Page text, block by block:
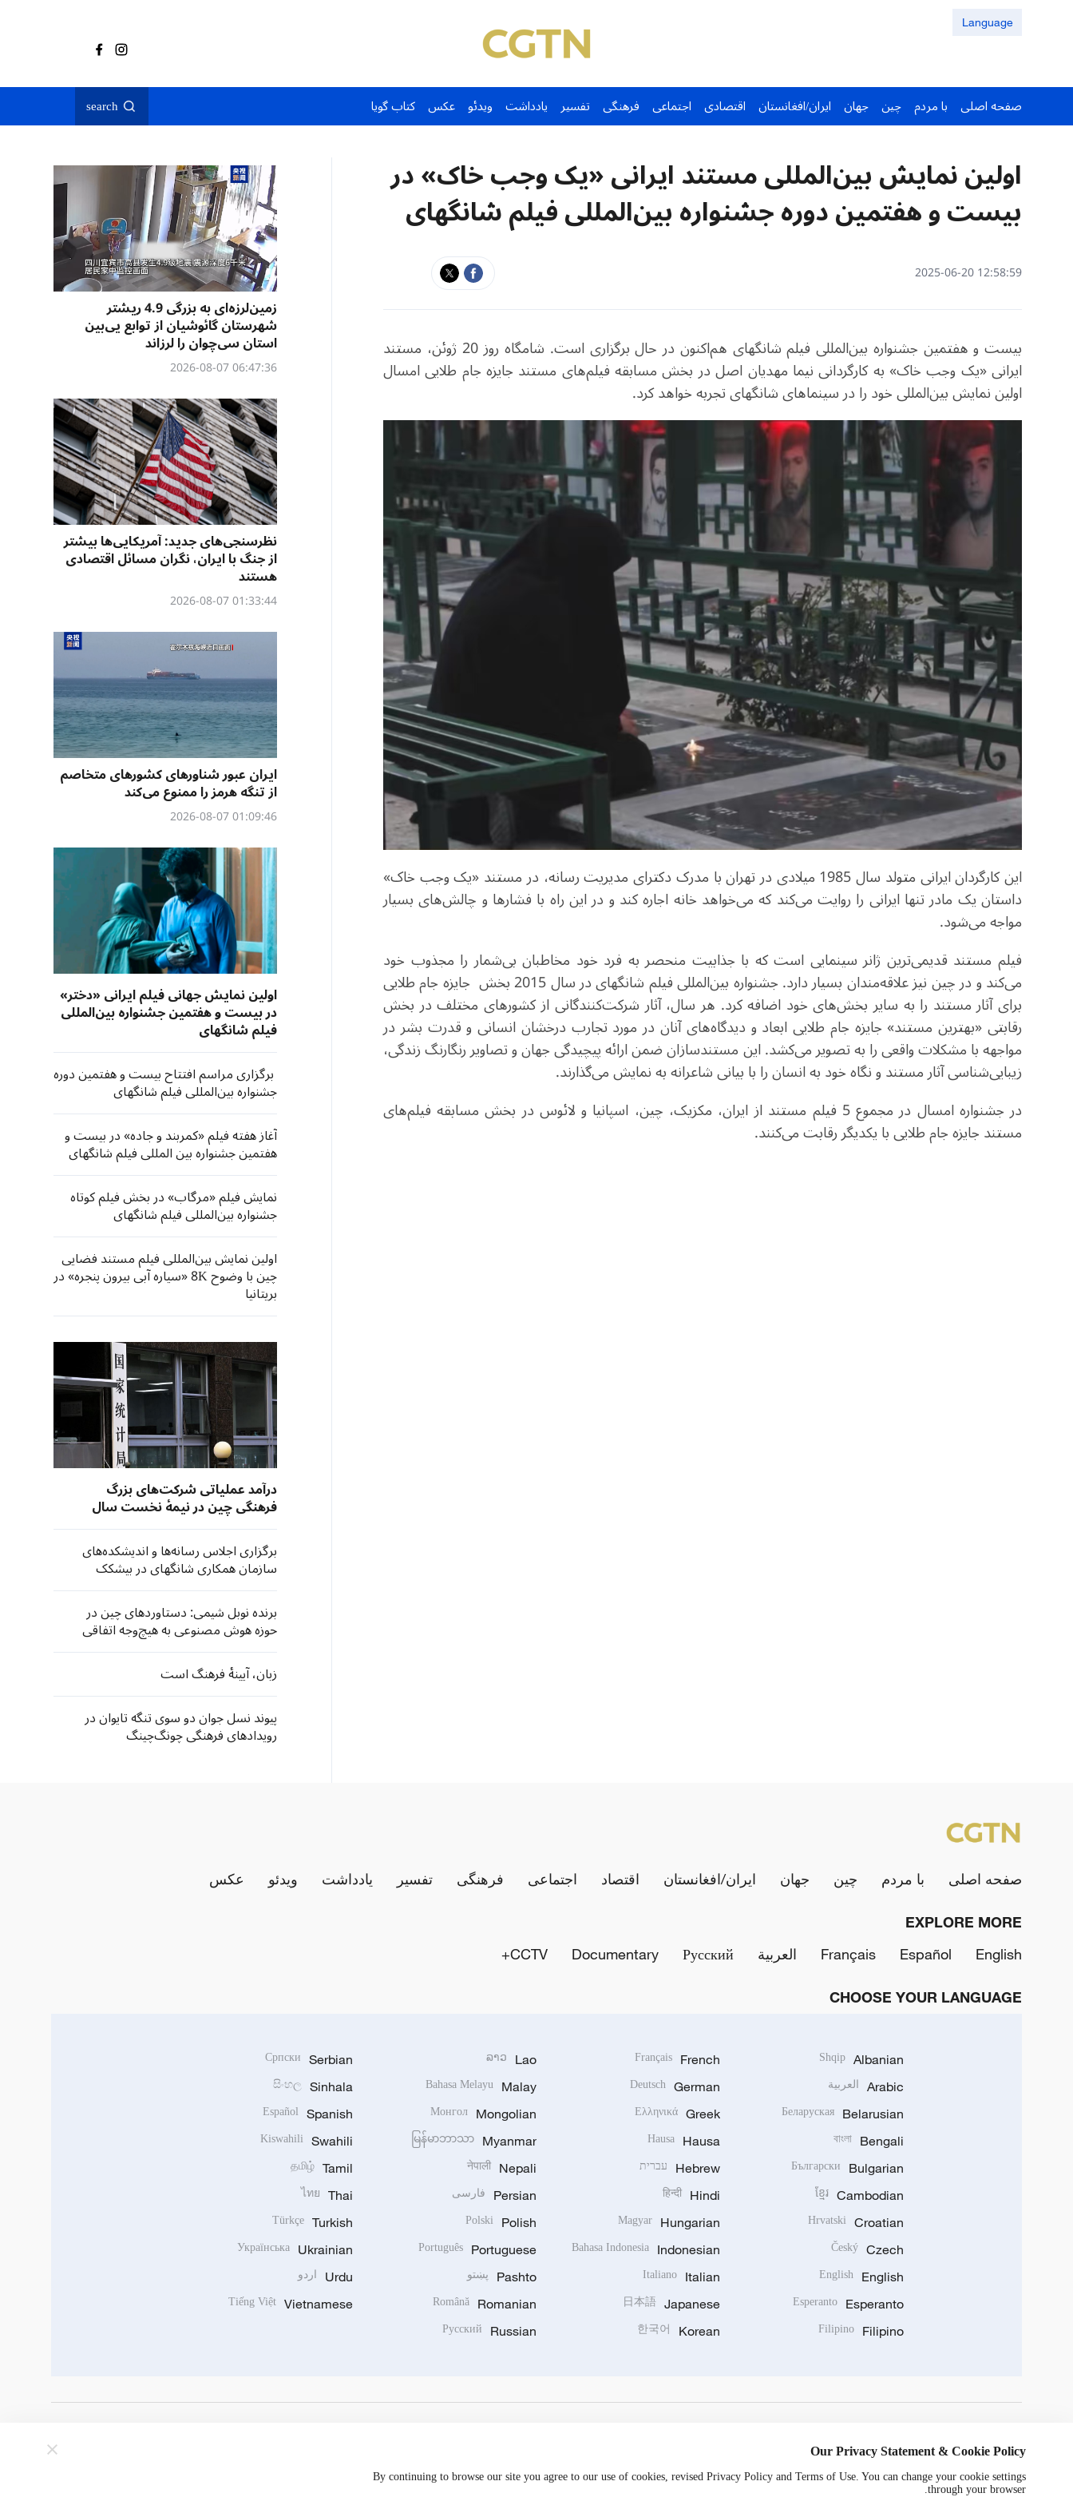
Language
صفحه اصلی با مردم چین جهان ایران/افغانستان اقتصادی اجتماعی فرهنگی تفسیر یادداشت ویدئو عکس کتاب گویا search
اولین نمایش بین‌المللی مستند ایرانی «یک وجب خاک» در
بیست و هفتمین دوره جشنواره بین‌المللی فیلم شانگهای
12:58:59 2025-06-20
بیست و هفتمین جشنواره بین‌المللی فیلم شانگهای هم‌اکنون در حال برگزاری است. شامگاه روز 20 ژوئن، مستند
ایرانی «یک وجب خاک» به کارگردانی نیما مهدیان ‌اصل در بخش مسابقه فیلم‌های مستند جایزه جام طلایی امسال
اولین نمایش بین‌المللی خود را در سینماهای شانگهای تجربه خواهد کرد.
این کارگردان ایرانی متولد سال 1985 میلادی در تهران با مدرک دکترای مدیریت رسانه، در مستند «یک وجب خاک»
داستان یک مادر تنها ایرانی را روایت می‌کند که می‌خواهد خانه‌ اجاره ‌کند و در این راه با فشارها و چالش‌های بسیار
مواجه می‌شود.
فیلم مستند قدیمی‌ترین ژانر سینمایی است که با جذابیت منحصر به فرد خود مخاطبان بی‌شمار را مجذوب خود
می‌کند و در چین نیز علاقه‌مندان بسیار دارد. جشنواره بین‌المللی فیلم شانگهای در سال 2015 بخش جایزه جام طلایی
برای آثار مستند را به سایر بخش‌های خود اضافه کرد. هر سال، آثار شرکت‌کنندگانی از کشورهای مختلف در بخش
رقابتی «بهترین مستند» جایزه جام طلایی ابعاد و دیدگاه‌های آنان در مورد تجارب درخشان انسانی و قدرت بشر در
مواجهه با مشکلات واقعی را به تصویر می‌کشد. این مستندسازان ضمن ارائه پیچیدگی جهان و تصاویر رنگارنگ زندگی،
زیبایی‌شناسی آثار مستند و نگاه خود به انسان را با بیانی شاعرانه به نمایش می‌گذارند.
در جشنواره امسال در مجموع 5 فیلم مستند از ایران، مکزیک، چین، اسپانیا و لائوس در بخش مسابقه فیلم‌های
مستند جایزه جام طلایی با یکدیگر رقابت می‌کنند.
زمین‌لرزه‌ای به بزرگی 4.9 ریشتر
شهرستان گائوشیان از توابع یی‌بین
استان سی‌چوان را لرزاند
06:47:36 2026-08-07
نظرسنجی‌‌های جدید: آمریکایی‌ها بیشتر
از جنگ با ایران، نگران مسائل اقتصادی
هستند
01:33:44 2026-08-07
ایران عبور شناورهای کشورهای متخاصم
از تنگه هرمز را ممنوع می‌کند
01:09:46 2026-08-07
اولین نمایش جهانی فیلم ایرانی «دختر»
در بیست و هفتمین جشنواره بین‌المللی
فیلم شانگهای
برگزاری مراسم افتتاح بیست و هفتمین دوره
جشنواره بین‌المللی فیلم شانگهای
آغاز هفته فیلم «کمربند و جاده» در بیست و
هفتمین جشنواره بین المللی فیلم شانگهای
نمایش فیلم «مرگاب» در بخش فیلم کوتاه
جشنواره بین‌المللی فیلم شانگهای
اولین نمایش بین‌المللی فیلم مستند فضایی
چین با وضوح 8K «سیاره آبی بیرون پنجره» در
بریتانیا
درآمد عملیاتی شرکت‌های بزرگ
فرهنگی چین در نیمهٔ نخست سال
جاری ۴.۶ درصد رشد کرد
برگزاری اجلاس رسانه‌ها و اندیشکده‌های
سازمان همکاری شانگهای در بیشکک
برنده نوبل شیمی: دستاوردهای چین در
حوزه هوش مصنوعی به هیچ‌وجه اتفاقی
نیست
زبان، آیینهٔ فرهنگ است
پیوند نسل جوان دو سوی تنگه تایوان در
رویدادهای فرهنگی چونگ‌چینگ
صفحه اصلی با مردم چین جهان ایران/افغانستان اقتصاد اجتماعی فرهنگی تفسیر یادداشت ویدئو عکس
EXPLORE MORE
English
Español
Français العربية Русский
Documentary
CCTV+
CHOOSE YOUR LANGUAGE
Albanian
Shqip
Arabic العربية
Belarusian
Беларуская
Bengali
বাংলা
Bulgarian
Български
Cambodian
ខ្មែរ
Croatian
Hrvatski
Czech
Český
English
English
Esperanto
Esperanto
Filipino
Filipino
French
Français
German
Deutsch
Greek
Ελληνικά
Hausa
Hausa
Hebrew עברית
Hindi
हिन्दी
Hungarian
Magyar
Indonesian
Bahasa Indonesia
Italian
Italiano
Japanese
日本語
Korean
한국어
Lao
ລາວ
Malay
Bahasa Melayu
Mongolian
Монгол
Myanmar
မြန်မာဘာသာ
Nepali
नेपाली
Persian فارسی
Polish
Polski
Portuguese
Português
Pashto پښتو
Romanian
Română
Russian
Русский
Serbian
Српски
Sinhala
සිංහල
Spanish
Español
Swahili
Kiswahili
Tamil
தமிழ்
Thai
ไทย
Turkish
Türkçe
Ukrainian
Українська
Urdu اردو
Vietnamese
Tiếng Việt
Our Privacy Statement & Cookie Policy
By continuing to browse our site you agree to our use of cookies, revised Privacy Policy and Terms of Use. You can change your cookie settings
through your browser.